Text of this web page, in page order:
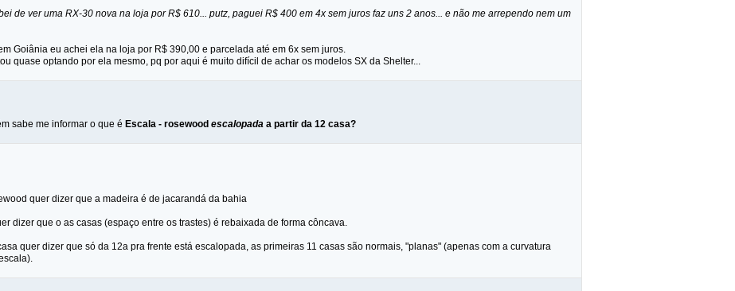
de ver uma RX-30 nova na loja por R$ 610... putz, paguei R$ 400 em 4x sem juros faz uns 2 anos... e não me arrependo nem um
Goiânia eu achei ela na loja por R$ 390,00 e parcelada até em 6x sem juros.
quase optando por ela mesmo, pq por aqui é muito difícil de achar os modelos SX da Shelter...
sabe me informar o que é Escala - rosewood escalopada a partir da 12 casa?
quer dizer que a madeira é de jacarandá da bahia
dizer que o as casas (espaço entre os trastes) é rebaixada de forma côncava.
quer dizer que só da 12a pra frente está escalopada, as primeiras 11 casas são normais, "planas" (apenas com a curvatura